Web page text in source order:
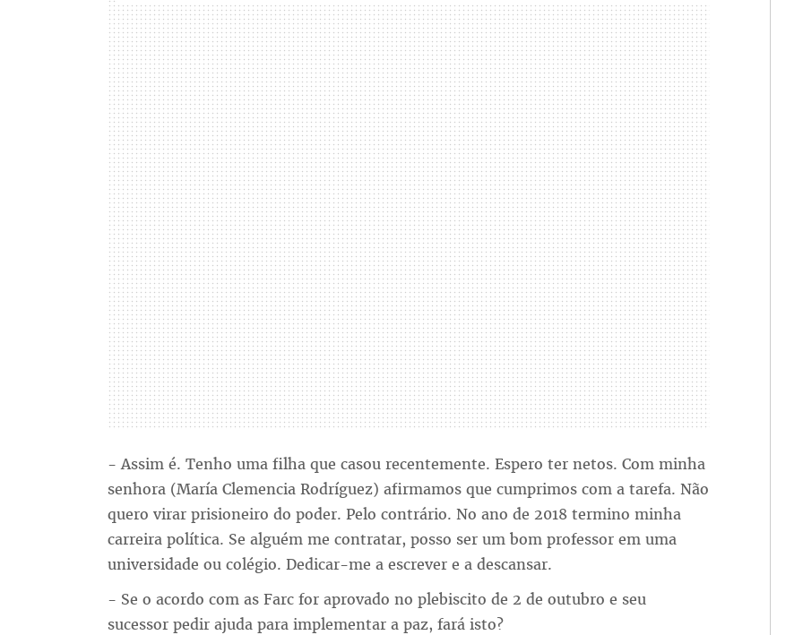
- Assim é. Tenho uma filha que casou recentemente. Espero ter netos. Com minha
senhora (María Clemencia Rodríguez) afirmamos que cumprimos com a tarefa. Não
quero virar prisioneiro do poder. Pelo contrário. No ano de 2018 termino minha
carreira política. Se alguém me contratar, posso ser um bom professor em uma
universidade ou colégio. Dedicar-me a escrever e a descansar.
- Se o acordo com as Farc for aprovado no plebiscito de 2 de outubro e seu
sucessor pedir ajuda para implementar a paz, fará isto?